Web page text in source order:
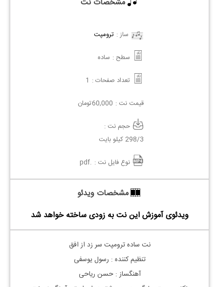
مشخصات نت
ساز : ترومپت
سطح : ساده
تعداد صفحات : 1
قیمت نت : 60,000تومان
حجم نت :
298/3 کیلو بایت
نوع فایل نت : .pdf
مشخصات ویدئو
ویدئوی آموزش این نت به زودی ساخته خواهد شد
نت ساده ترومپت سر زد از افق
تنظیم کننده : رسول یوسفی
آهنگساز : حسن ریاحی